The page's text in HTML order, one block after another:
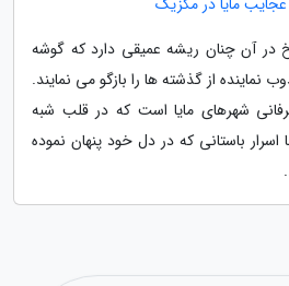
در آن چنان ریشه عمیقی دارد که گوشه
از گذشته ها را بازگو می نمایند.
شهرهای مایا است که در قلب شبه
اسرار باستانی که در دل خود پنهان نموده